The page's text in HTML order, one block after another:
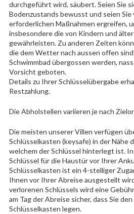
durchgeführt wird, säubert. Seien Sie
Bodenzustands bewusst und seien Sie
erforderlichen Maßnahmen ergreifen,
insbesondere die von Kindern und
gewährleisten. Zu anderen Zeiten
die dem Wetter nach aussen offen
Schwimmbad übergossen werden,
Vorsicht geboten.
Details zu Ihrer Schlüsselübergabe
Restzahlung.
Die Abholstellen variieren je nach
Die meisten unserer Villen verfügen
Schlüsselkasten (keysafe) in der Nähe
welchem der Schlüssel hinterlegt ist.
Schlüssel für die Haustür vor Ihrer
Schlüsselkasten ist ein 4-stelliger
Ihnen vor Ihrer Abreise ausgestellt
verlorenen Schlüssels wird eine
am Tag der Abreise sicher, dass Sie
Schlüsselkasten legen.